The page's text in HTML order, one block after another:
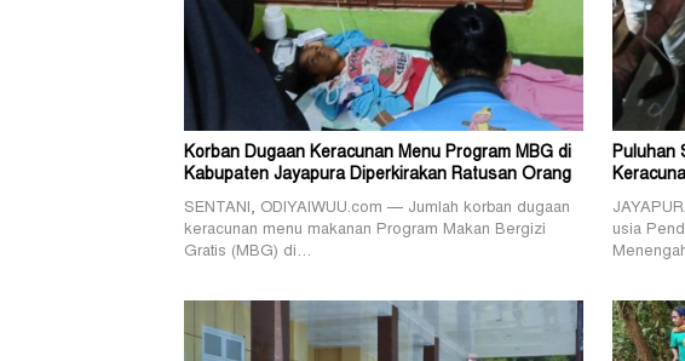
Korban Dugaan Keracunan Menu Program MBG di
Kabupaten Jayapura Diperkirakan Ratusan Orang
SENTANI, ODIYAIWUU.com — Jumlah korban dugaan
keracunan menu makanan Program Makan Bergizi
Gratis (MBG) di…
Puluhan
usia